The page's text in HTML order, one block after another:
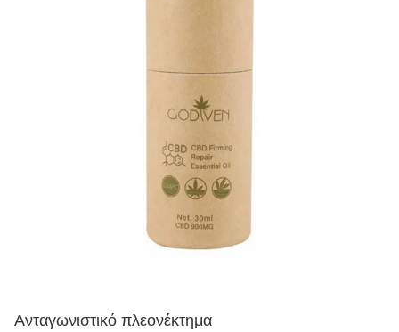
Ανταγωνιστικό πλεονέκτημα